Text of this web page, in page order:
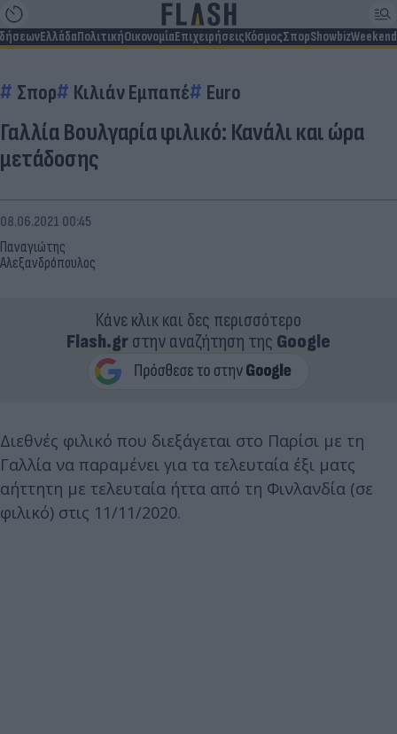
ΕλλάδαΠολιτικήΟικονομίαΕπιχειρήσειςΚόσμοςΣπορShowbizWeekend
Σπορ Κιλιάν Εμπαπέ Euro
Γαλλία Βουλγαρία φιλικό: Κανάλι και ώρα
μετάδοσης
Παναγιώτης
Αλεξανδρόπουλος
08.06.2021 00:45
Κάνε κλικ και δες περισσότερο
Flash.grστην αναζήτηση της Google
Διεθνές φιλικό που διεξάγεται στο Παρίσι με τη
Γαλλία να παραμένει για τα τελευταία έξι ματς
αήττητη με τελευταία ήττα από τη Φινλανδία (σε
φιλικό) στις 11/11/2020.